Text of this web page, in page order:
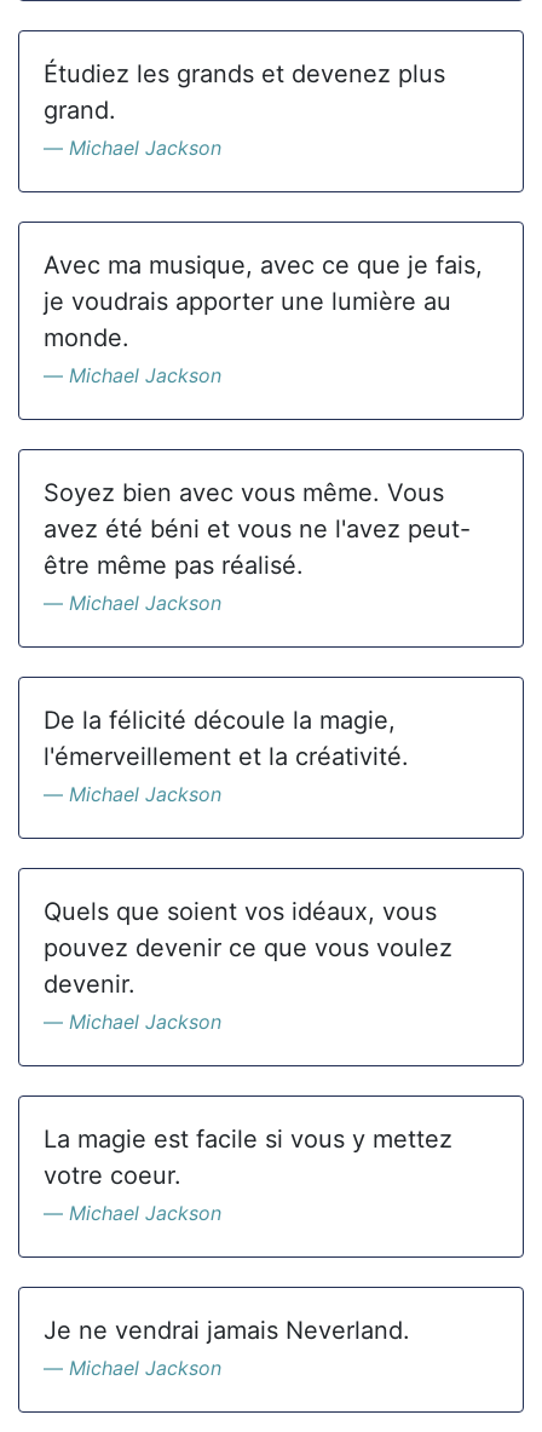
Étudiez les grands et devenez plus
grand.
Michael Jackson
Avec ma musique, avec ce que je fais,
je voudrais apporter une lumière au
monde.
Michael Jackson
Soyez bien avec vous même. Vous
avez été béni et vous ne l'avez peut-
être même pas réalisé.
Michael Jackson
De la félicité découle la magie,
l'émerveillement et la créativité.
Michael Jackson
Quels que soient vos idéaux, vous
pouvez devenir ce que vous voulez
devenir.
Michael Jackson
La magie est facile si vous y mettez
votre coeur.
Michael Jackson
Je ne vendrai jamais Neverland.
Michael Jackson